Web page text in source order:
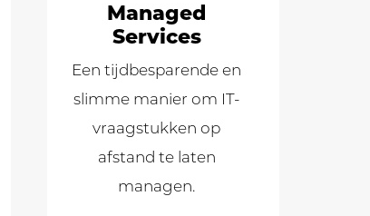
Managed
Services
Een tijdbesparende en
slimme manier om IT-
vraagstukken op
afstand te laten
managen.